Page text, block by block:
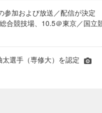
参加および放送／配信が決定
合競技場、10.5＠東京／国立
選手（専修大）を認定